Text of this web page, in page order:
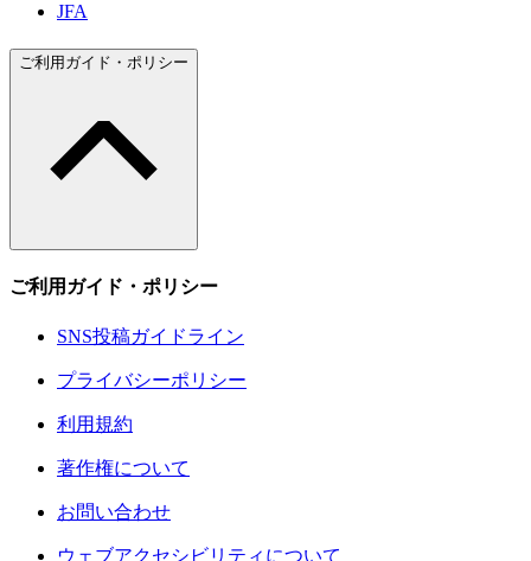
JFA
ご利用ガイド・ポリシー
ご利用ガイド・ポリシー
SNS投稿ガイドライン
プライバシーポリシー
利用規約
著作権について
お問い合わせ
ウェブアクセシビリティについて